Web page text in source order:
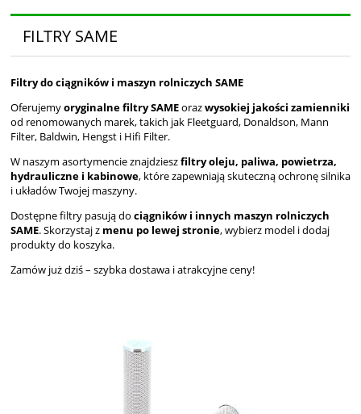
FILTRY SAME
Filtry do ciągników i maszyn rolniczych SAME
Oferujemyoryginalne filtry SAMEorazwysokiej jakości zamienniki
od renomowanych marek, takich jak Fleetguard, Donaldson, Mann
Filter, Baldwin, Hengst i Hifi Filter.
W naszym asortymencie znajdzieszfiltry oleju, paliwa, powietrza,
hydrauliczne i kabinowe, które zapewniają skuteczną ochronę silnika
i układów Twojej maszyny.
Dostępne filtry pasują do ciągników i innych maszyn rolniczych
SAME. Skorzystaj z menu po lewej stronie, wybierz model i dodaj
produkty do koszyka.
Zamów już dziś – szybka dostawa i atrakcyjne ceny!